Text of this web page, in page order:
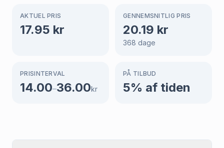
AKTUEL PRIS
17.95 kr
GENNEMSNITLIG PRIS
20.19 kr
368 dage
PRISINTERVAL
14.00–36.00kr
PÅ TILBUD
5% af tiden